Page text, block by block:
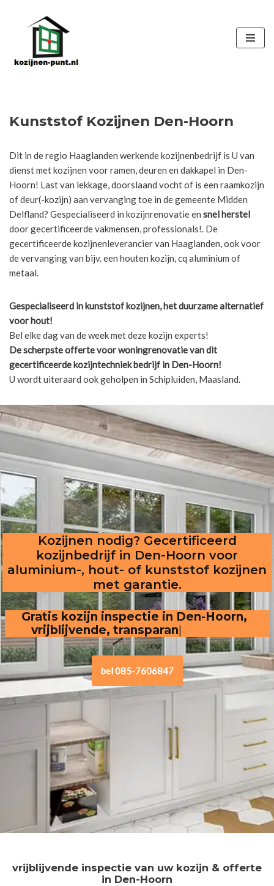
de
Kunststof Kozijnen Den-Hoorn
Dit in de regio Haaglanden werkende kozijnenbedrijf is U van
dienst met kozijnen voor ramen, deuren en dakkapel in Den-
Hoorn! Last van lekkage, doorslaand vocht of is een raamkozijn
of deur(-kozijn) aan vervanging toe in de gemeente Midden
Delfland? Gespecialiseerd in kozijnrenovatie en snel herstel
door gecertificeerde vakmensen, professionals!. De
gecertificeerde kozijnenleverancier van Haaglanden, ook voor
de vervanging van bijv. een houten kozijn, cq aluminium of
metaal.
Gespecialiseerd in kunststof kozijnen, het duurzame alternatief
voor hout!
Bel elke dag van de week met deze kozijn experts!
De scherpsteofferte voor woningrenovatie van dit
gecertificeerde kozijntechniek bedrijf in Den-Hoorn!
U wordt uiteraard ook geholpen in Schipluiden, Maasland.
Kozijnen nodig? Gecertificeerd
kozijnbedrijf in Den-Hoorn voor
aluminium-, hout- of kunststof kozijnen
met garantie.
Gratis kozijn inspectie in Den-Hoorn,
vrijblijvende, transparante offerte
bel 085-7606847
vrijblijvende inspectie van uw kozijn & offerte
in Den-Hoorn